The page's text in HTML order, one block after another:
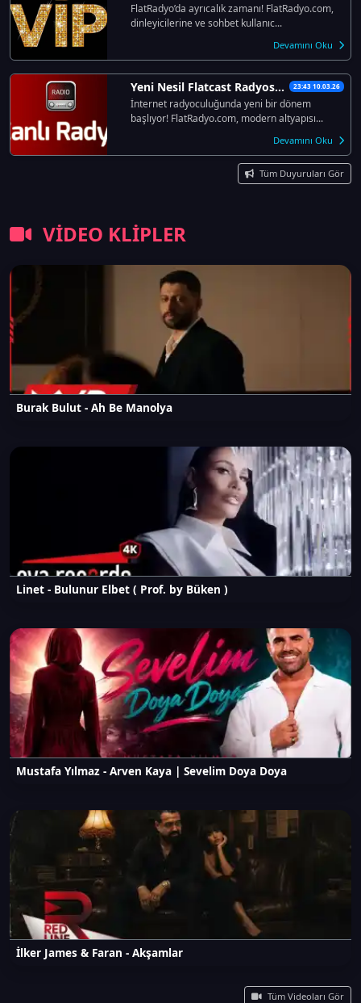
FlatRadyo’da ayrıcalık zamanı! FlatRadyo.com,
dinleyicilerine ve sohbet kullanıc...
Devamını Oku
Yeni Nesil Flatcast Radyosu FlatRadyo.com Açıldı! 23:43 10.03.26
İnternet radyoculuğunda yeni bir dönem
başlıyor! FlatRadyo.com, modern altyapısı...
Devamını Oku
Tüm Duyuruları Gör
VİDEO KLİPLER
Burak Bulut - Ah Be Manolya
Linet - Bulunur Elbet ( Prof. by Büken )
Mustafa Yılmaz - Arven Kaya | Sevelim Doya Doya
İlker James & Faran - Akşamlar
Tüm Videoları Gör